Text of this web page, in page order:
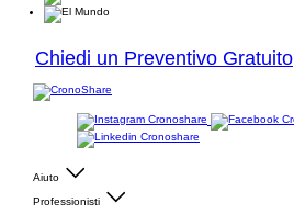
Chiedi un Preventivo Gratuito
Aiuto
Professionisti